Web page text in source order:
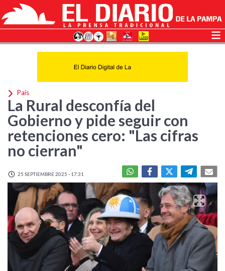
País
La Rural desconfía del
Gobierno y pide seguir con
retenciones cero: "Las cifras
no cierran"
25 SEPTIEMBRE 2025 - 17:31